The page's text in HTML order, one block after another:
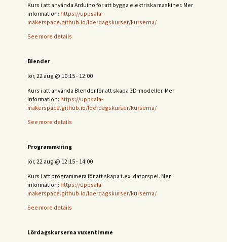
Kurs i att använda Arduino för att bygga elektriska maskiner. Mer
information: https://uppsala-
makerspace.github.io/loerdagskurser/kurserna/
See more details
Blender
lör, 22 aug @ 10:15- 12:00
Kurs i att använda Blender för att skapa 3D-modeller. Mer
information: https://uppsala-
makerspace.github.io/loerdagskurser/kurserna/
See more details
Programmering
lör, 22 aug @ 12:15- 14:00
Kurs i att programmera för att skapa t.ex. datorspel. Mer
information: https://uppsala-
makerspace.github.io/loerdagskurser/kurserna/
See more details
Lördagskurserna vuxentimme